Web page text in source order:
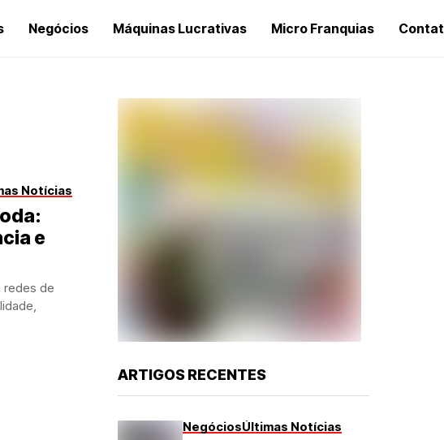
Negócios Máquinas Lucrativas Micro Franquias
Notícias
e
redes de
ARTIGOS RECENTES
NegóciosÚltimas Notícias